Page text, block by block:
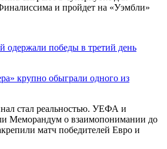
победы в третий день
крупно обыграли одного из
стал реальностью. УЕФА и
о взаимопонимании до
матч победителей Евро и